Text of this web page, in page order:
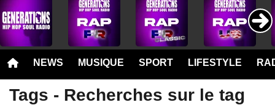
NEWS MUSIQUE SPORT LIFESTYLE
Tags - Recherches sur le tag